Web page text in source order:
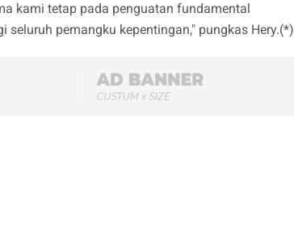
kami tetap pada penguatan fundamental
pemangku kepentingan," pungkas Hery.(*)